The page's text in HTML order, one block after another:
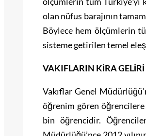
olan nüfus barajının
Böylece hem ölçümlerin
sisteme getirilen temel
VAKIFLARIN KİRA
Vakıflar Genel
öğrenim gören
bin öğrencidir.